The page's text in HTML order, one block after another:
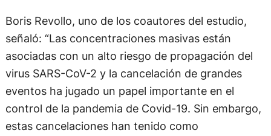
Boris Revollo, uno de los coautores del estudio,
señaló: “Las concentraciones masivas están
asociadas con un alto riesgo de propagación del
virus SARS-CoV-2 y la cancelación de grandes
eventos ha jugado un papel importante en el
control de la pandemia de Covid-19. Sin embargo,
estas cancelaciones han tenido como